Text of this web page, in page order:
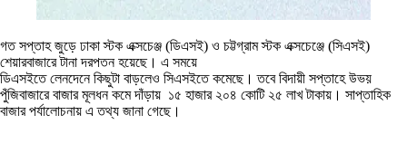
গত সপ্তাহ জুড়ে ঢাকা স্টক এক্সচেঞ্জ (ডিএসই) ও চট্টগ্রাম স্টক এক্সচেঞ্জে (সিএসই)
শেয়ারবাজারে টানা দরপতন হয়েছে। এ সময়ে
ডিএসইতে লেনদেনে কিছুটা বাড়লেও সিএসইতে কমেছে। তবে বিদায়ী সপ্তাহে উভয়
পুঁজিবাজারে বাজার মূলধন কমে দাঁড়ায় ১৫ হাজার ২০৪ কোটি ২৫ লাখ টাকায়। সাপ্তাহিক
বাজার পর্যালোচনায় এ তথ্য জানা গেছে।